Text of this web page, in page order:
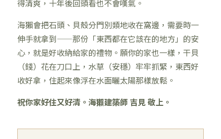
得清爽，十年後回頭看也不會嘆氣。
海獺會把石頭、貝殼分門別類地收在窩邊，需要時一
伸手就拿到——那份「東西都在它該在的地方」的安
心，就是好收納給家的禮物。願你的家也一樣，干貝
（錢）花在刀口上，水草（安穩）牢牢抓緊，東西好
收好拿，住起來像浮在水面曬太陽那樣放鬆。
祝你家好住又好清。海獺建築師 吉見 敬上。